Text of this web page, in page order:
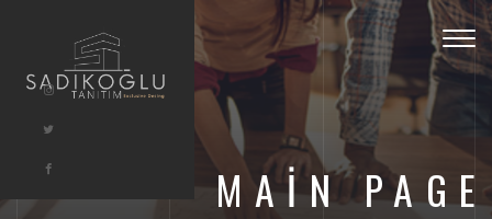
MAIN PAGE